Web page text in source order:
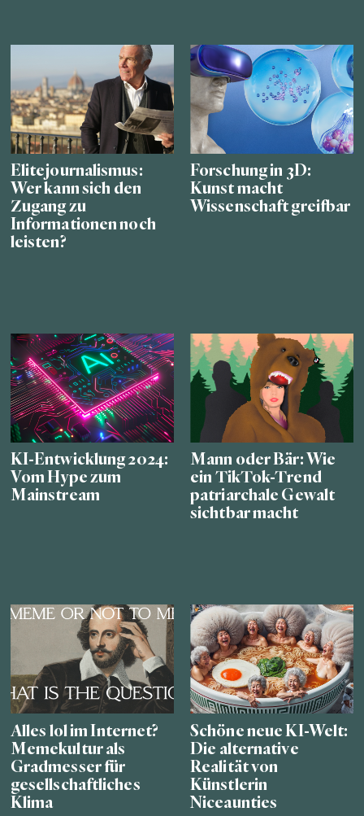
Elitejournalismus:
Wer kann sich den
Zugang zu
Informationen noch
leisten?
Forschung in 3D:
Kunst macht
Wissenschaft greifbar
KI-Entwicklung 2024:
Vom Hype zum
Mainstream
Mann oder Bär: Wie
ein TikTok-Trend
patriarchale Gewalt
sichtbar macht
Alles lol im Internet?
Memekultur als
Gradmesser für
gesellschaftliches
Klima
Schöne neue KI-Welt:
Die alternative
Realität von
Künstlerin
Niceaunties